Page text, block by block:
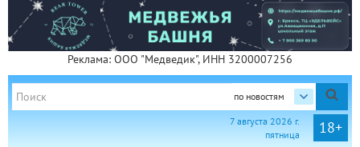
Реклама: ООО "Медведик", ИНН 3200007256
по новостям
18+
7 августа 2026 г.
пятница